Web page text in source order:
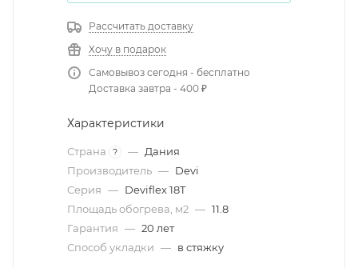
Рассчитать доставку
Хочу в подарок
Самовывоз сегодня - бесплатно
Доставка завтра - 400 ₽
Характеристики
Страна ? — Дания
Производитель — Devi
Серия — Deviflex 18T
Площадь обогрева, м2 — 11.8
Гарантия — 20 лет
Способ укладки — в стяжку